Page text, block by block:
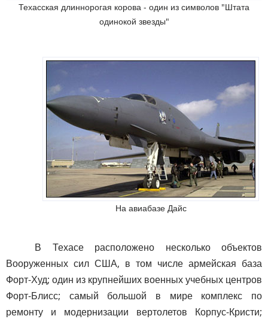
Техасская длиннорогая корова - один из символов "Штата
одинокой звезды"
На авиабазе Дайс
В Техасе расположено несколько объектов
Вооруженных сил США, в том числе армейская база
Форт-Худ; один из крупнейших военных учебных центров
Форт-Блисс; самый большой в мире комплекс по
ремонту и модернизации вертолетов Корпус-Кристи;